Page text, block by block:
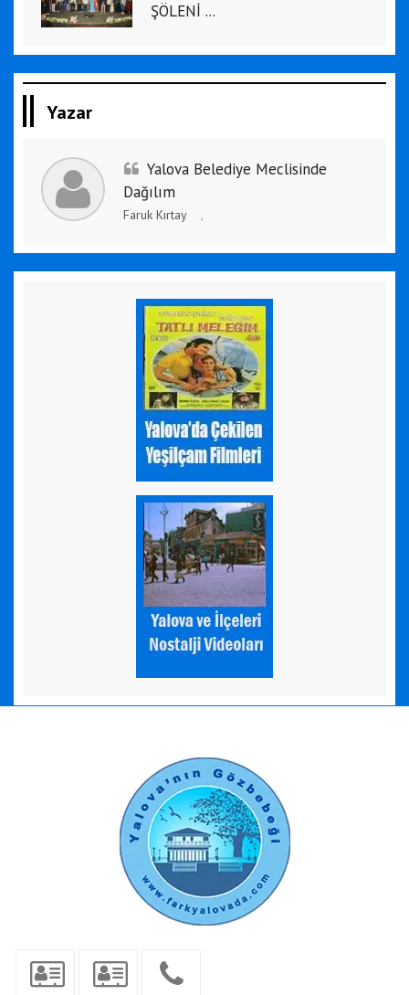
ŞÖLENİ ...
Yazar
Yalova Belediye Meclisinde
Dağılım
Faruk Kırtay ,